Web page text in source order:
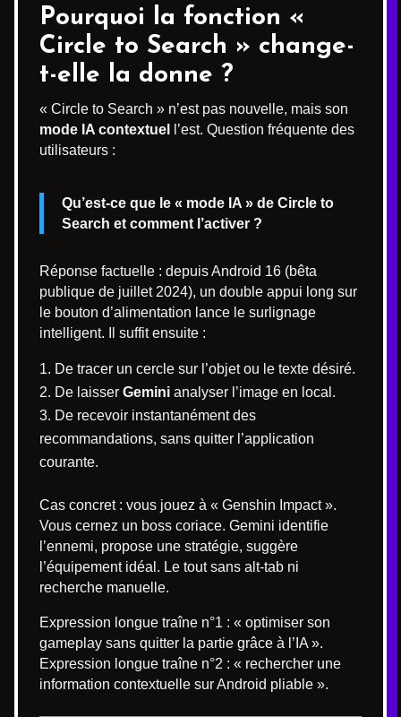
Pourquoi la fonction «
Circle to Search » change-
t-elle la donne ?
« Circle to Search » n’est pas nouvelle, mais son
mode IA contextuel
l’est. Question fréquente des
utilisateurs :
Qu’est-ce que le « mode IA » de Circle to
Search et comment l’activer ?
Réponse factuelle : depuis Android 16 (bêta
publique de juillet 2024), un double appui long sur
le bouton d’alimentation lance le surlignage
intelligent. Il suffit ensuite :
De tracer un cercle sur l’objet ou le texte désiré.
De laisser Gemini analyser l’image en local.
De recevoir instantanément des
recommandations, sans quitter l’application
courante.
Cas concret : vous jouez à « Genshin Impact ».
Vous cernez un boss coriace. Gemini identifie
l’ennemi, propose une stratégie, suggère
l’équipement idéal. Le tout sans alt-tab ni
recherche manuelle.
Expression longue traîne n°1 : « optimiser son
gameplay sans quitter la partie grâce à l’IA ».
Expression longue traîne n°2 : « rechercher une
information contextuelle sur Android pliable ».